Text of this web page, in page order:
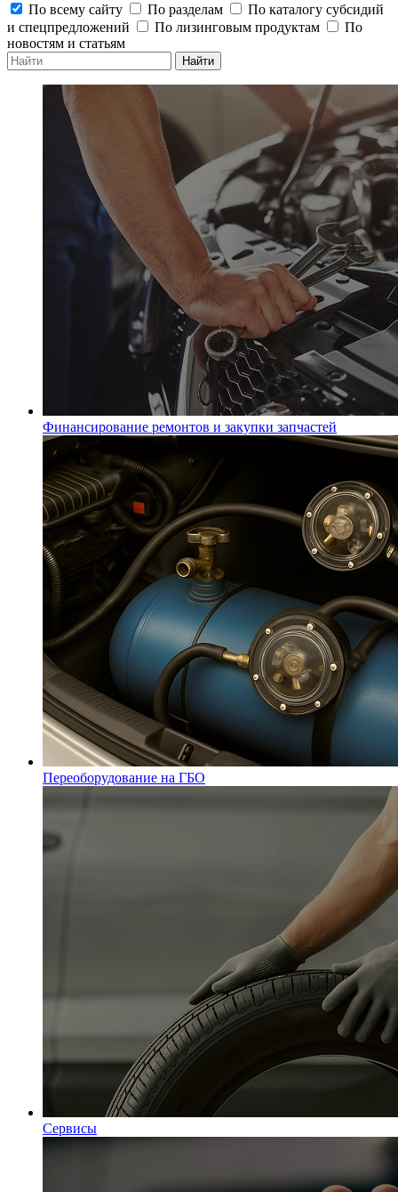
По всему сайту
По разделам
По каталогу субсидий
и спецпредложений
По лизинговым продуктам
По
новостям и статьям
Найти
Финансирование ремонтов и закупки запчастей
Переоборудование на ГБО
Сервисы